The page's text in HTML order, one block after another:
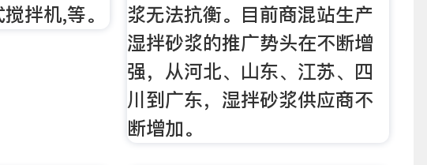
拌机,等。
浆无法抗衡。目前商混站生产
湿拌砂浆的推广势头在不断增
强，从河北、山东、江苏、四
川到广东，湿拌砂浆供应商不
断增加。